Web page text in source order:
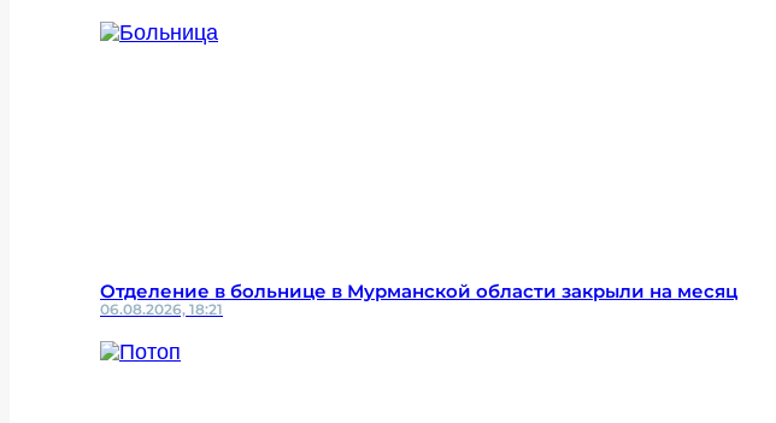
Отделение в больнице в Мурманской области закрыли на месяц
06.08.2026, 18:21